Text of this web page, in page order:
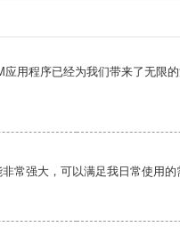
应用程序已经为我们带来了无限
常强大，可以满足我日常使用的